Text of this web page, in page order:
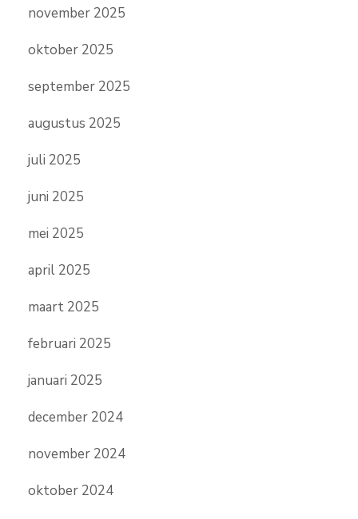
november 2025
oktober 2025
september 2025
augustus 2025
juli 2025
juni 2025
mei 2025
april 2025
maart 2025
februari 2025
januari 2025
december 2024
november 2024
oktober 2024